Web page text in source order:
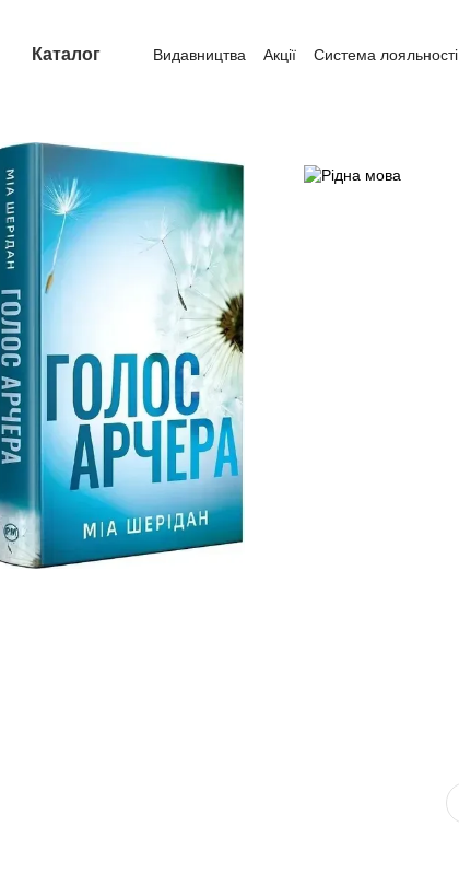
Каталог Видавництва Акції Система лояльності